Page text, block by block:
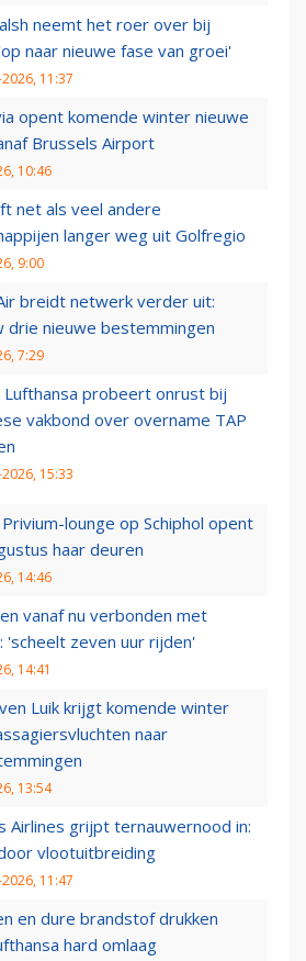
neemt het roer over bij
naar nieuwe fase van groei'
11:37
opent komende winter nieuwe
Brussels Airport
10:46
net als veel andere
langer weg uit Golfregio
9:00
breidt netwerk verder uit:
drie nieuwe bestemmingen
7:29
Lufthansa probeert onrust bij
vakbond over overname TAP
15:33
lounge op Schiphol opent
haar deuren
14:46
vanaf nu verbonden met
'scheelt zeven uur rijden'
14:41
Luik krijgt komende winter
naar
13:54
Airlines grijpt ternauwernood in:
vlootuitbreiding
11:47
en dure brandstof drukken
hard omlaag